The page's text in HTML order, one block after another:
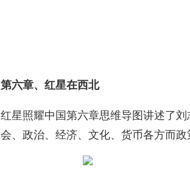
第六章、红星在西北
红星照耀中国第六章思维导图讲述了
会、政治、经济、文化、货币各方而政